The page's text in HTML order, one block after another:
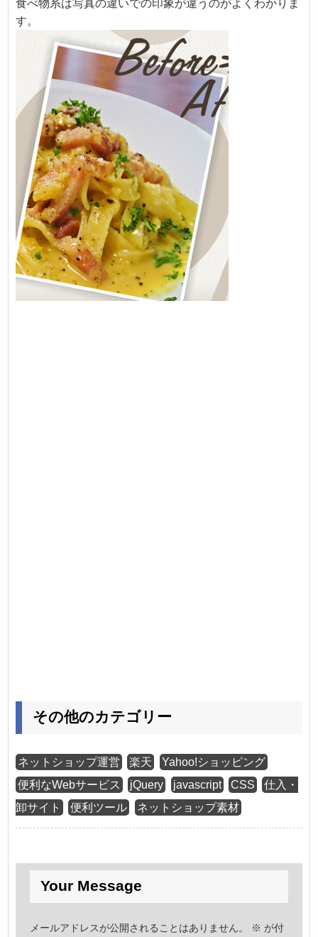
食べ物系は写真の違いでの印象が違うのがよくわかりま
す。
その他のカテゴリー
ネットショップ運営 楽天
Yahoo!ショッピング
便利なWebサービス
jQuery javascript CSS
仕入・
卸サイト
便利ツール ネットショップ素材
Your Message
メールアドレスが公開されることはありません。 ※ が付